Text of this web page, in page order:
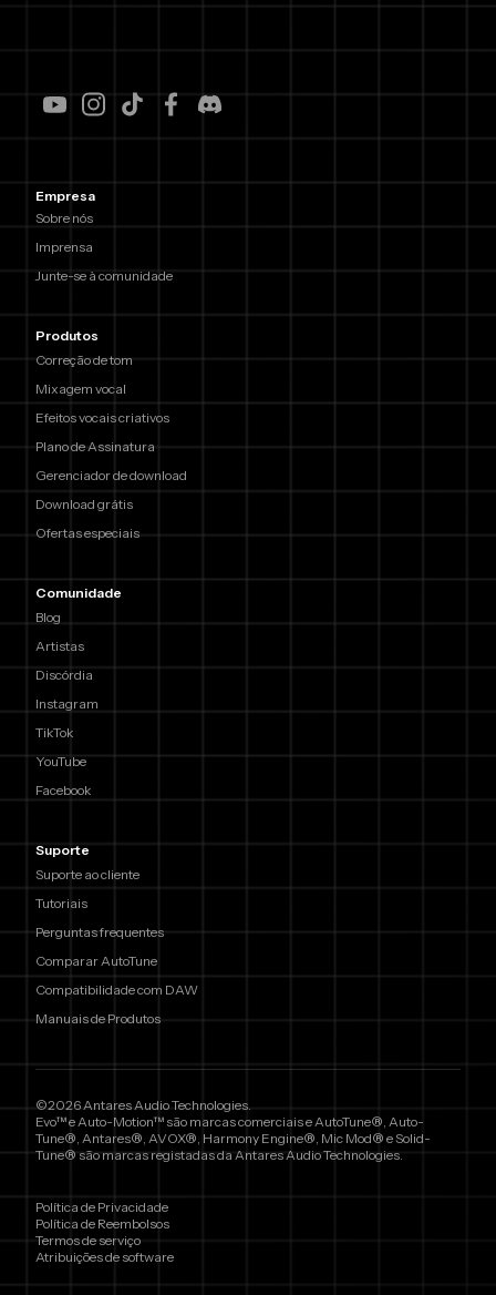
Empresa
Sobre nós
Imprensa
Junte-se à comunidade
Produtos
Correção de tom
Mixagem vocal
Efeitos vocais criativos
Plano de Assinatura
Gerenciador de download
Download grátis
Ofertas especiais
Comunidade
Blog
Artistas
Discórdia
Instagram
TikTok
YouTube
Facebook
Suporte
Suporte ao cliente
Tutoriais
Perguntas frequentes
Comparar AutoTune
Compatibilidade com DAW
Manuais de Produtos
©2026 Antares Audio Technologies.
Evo™ e Auto-Motion™ são marcas comerciais e AutoTune®, Auto-
Tune®, Antares®, AVOX®, Harmony Engine®, Mic Mod® e Solid-
Tune® são marcas registadas da Antares Audio Technologies.
Política de Privacidade
Política de Reembolsos
Termos de serviço
Atribuições de software